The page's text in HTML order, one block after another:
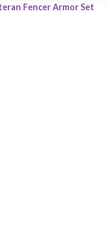
Fencer Armor Set